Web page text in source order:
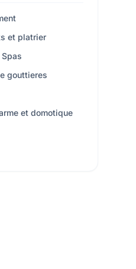
et platrier
gouttieres
et domotique